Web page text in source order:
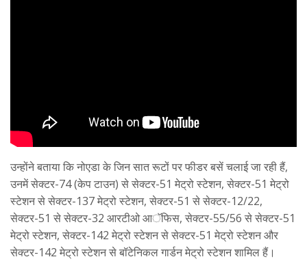
उन्होंने बताया कि नोएडा के जिन सात रूटों पर फीडर बसें चलाई जा रही हैं,
उनमें सेक्टर-74 (केप टाउन) से सेक्टर-51 मेट्रो स्टेशन, सेक्टर-51 मेट्रो
स्टेशन से सेक्टर-137 मेट्रो स्टेशन, सेक्टर-51 से सेक्टर-12/22,
सेक्टर-51 से सेक्टर-32 आरटीओ आॅफिस, सेक्टर-55/56 से सेक्टर-51
मेट्रो स्टेशन, सेक्टर-142 मेट्रो स्टेशन से सेक्टर-51 मेट्रो स्टेशन और
सेक्टर-142 मेट्रो स्टेशन से बॉटेनिकल गार्डन मेट्रो स्टेशन शामिल हैं।